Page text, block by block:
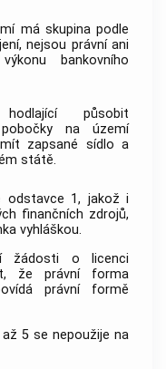
má skupina podle
nejsou právní ani
bankovního
působit
na území
zapsané sídlo a
státě.
odstavce 1, jakož i
finančních zdrojů,
vyhláškou.
žádosti o licenci
že právní forma
právní formě
5 se nepoužije na